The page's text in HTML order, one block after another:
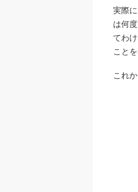
実際
は何
てわ
こと
これ